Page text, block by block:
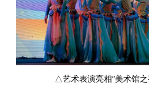
△艺术表演亮相“美术馆之